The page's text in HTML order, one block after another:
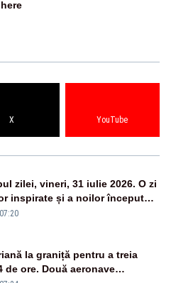
X YouTube
zilei, vineri, 31 iulie 2026. O zi
inspirate și a noilor începuturi.
vizate
la graniță pentru a treia
de ore. Două aeronave